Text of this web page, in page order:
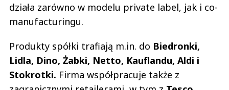
działa zarówno w modelu private label, jak i co-
manufacturingu.
Produkty spółki trafiają m.in. do Biedronki,
Lidla, Dino, Żabki, Netto, Kauflandu, Aldi i
Stokrotki. Firma współpracuje także z